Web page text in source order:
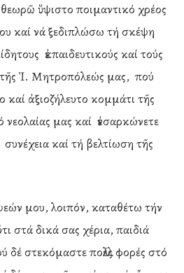
ὕψιστο ποιμαντικό χρέος
καί νά ξεδιπλώσω τή σκέψη
ἐκπαιδευτικούς καί τούς
Ἱ. Μητροπόλεώς μας, πού
καί ἀξιοζήλευτο κομμάτι τῆς
μας καί ἐνσαρκώνετε
συνέχεια καί τή βελτίωση τῆς
μου, λοιπόν, καταθέτω τήν
στά δικά σας χέρια, παιδιά
δέ στεκόμαστε πολλές φορές στό